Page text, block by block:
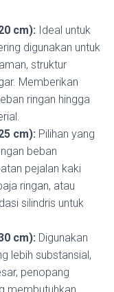
cm): Ideal untuk
digunakan untuk
struktur
Memberikan
ringan hingga
cm): Pilihan yang
beban
pejalan kaki
ringan, atau
silindris untuk
cm): Digunakan
lebih substansial,
penopang